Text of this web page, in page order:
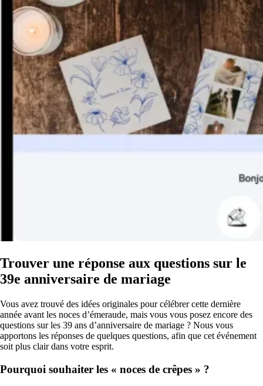
Trouver une réponse aux questions sur le
39e anniversaire de mariage
Vous avez trouvé des idées originales pour célébrer cette dernière
année avant les noces d’émeraude, mais vous vous posez encore des
questions sur les 39 ans d’anniversaire de mariage ? Nous vous
apportons les réponses de quelques questions, afin que cet événement
soit plus clair dans votre esprit.
Pourquoi souhaiter les « noces de crêpes » ?